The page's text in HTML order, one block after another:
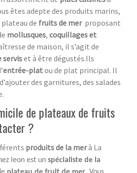
êtes adepte des produits marins,
plateau de fruits de mer proposant
mollusques, coquillages et
de maison, il s’agit de
serviset à être dégustés.Ils
entrée-platou de plat principal. Il
des garnitures, des salades
de plateaux de fruits
?
produits de la merà La
leon est un spécialiste de la